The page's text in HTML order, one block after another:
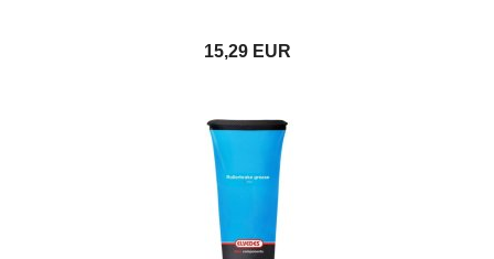
15,29 EUR